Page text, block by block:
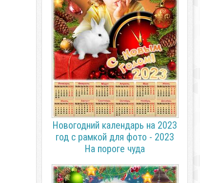
Новогодний календарь на 2023
год с рамкой для фото - 2023
На пороге чуда